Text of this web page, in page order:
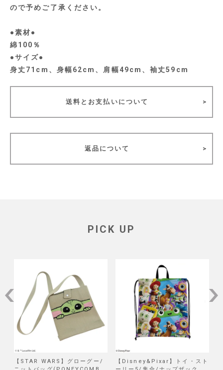
ので予めご了承ください。
●素材●
綿100％
●サイズ●
身丈71cm、身幅62cm、肩幅49cm、袖丈59cm
送料とお支払いについて
返品について
PICK UP
【STAR WARS】グローグー/
【Disney&Pixar】トイ・スト